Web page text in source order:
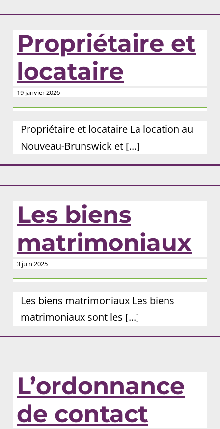
Propriétaire et
locataire
19 janvier 2026
Propriétaire et locataire La location au
Nouveau-Brunswick et [...]
Les biens
matrimoniaux
3 juin 2025
Les biens matrimoniaux Les biens
matrimoniaux sont les [...]
L’ordonnance
de contact